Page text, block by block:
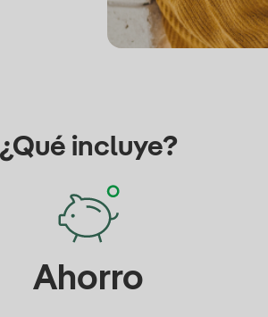
¿Qué incluye?
Ahorro